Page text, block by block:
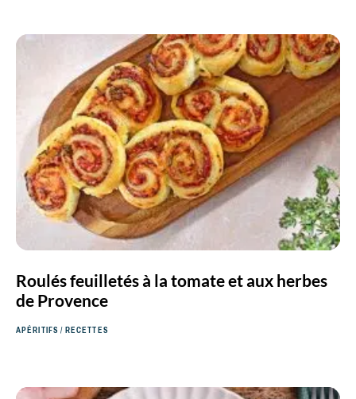
Roulés feuilletés à la tomate et aux herbes
de Provence
APÉRITIFS/RECETTES